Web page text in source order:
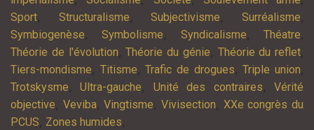
Sport, Structuralisme,Subjectivisme,Surréalisme,
Symbiogenèse,Symbolisme, Syndicalisme,Théatre,
Théorie de l'évolution,Théorie du génie, Théorie du reflet,
Tiers-mondisme, Titisme,Trafic de drogues,Triple union,
Trotskysme,Ultra-gauche, Unité des contraires,Vérité
objective, Veviba,Vingtisme,Vivisection, XXe congrès du
PCUS, Zones humides,